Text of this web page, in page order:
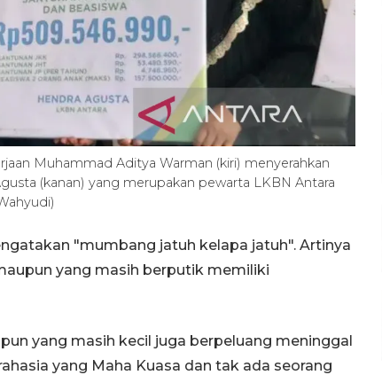
Muhammad Aditya Warman (kiri) menyerahkan
(kanan) yang merupakan pewarta LKBN Antara
"mumbang jatuh kelapa jatuh". Artinya
yang masih berputik memiliki
yang masih kecil juga berpeluang meninggal
yang Maha Kuasa dan tak ada seorang